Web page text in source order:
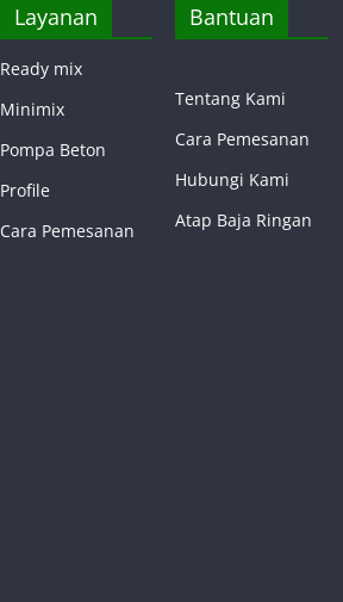
Layanan
Ready mix
Minimix
Pompa Beton
Profile
Cara Pemesanan
Bantuan
Tentang Kami
Cara Pemesanan
Hubungi Kami
Atap Baja Ringan